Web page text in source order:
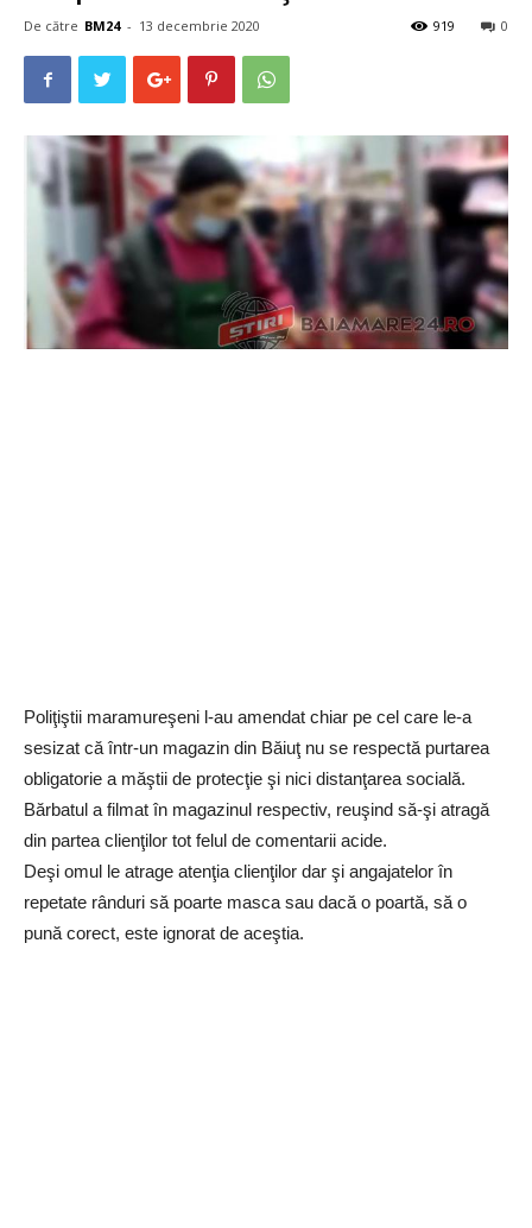
De către BM24 - 13 decembrie 2020 0
919
Poliţiştii maramureşeni l-au amendat chiar pe cel care le-a
sesizat că într-un magazin din Băiuţ nu se respectă purtarea
obligatorie a măştii de protecţie şi nici distanţarea socială.
Bărbatul a filmat în magazinul respectiv, reuşind să-şi atragă
din partea clienţilor tot felul de comentarii acide.
Deşi omul le atrage atenţia clienţilor dar şi angajatelor în
repetate rânduri să poarte masca sau dacă o poartă, să o
pună corect, este ignorat de aceştia.